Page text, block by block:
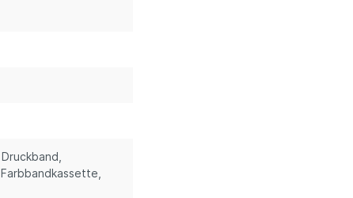
, Druckband
, Farbbandkassette